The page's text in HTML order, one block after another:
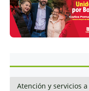
Atención y servicios